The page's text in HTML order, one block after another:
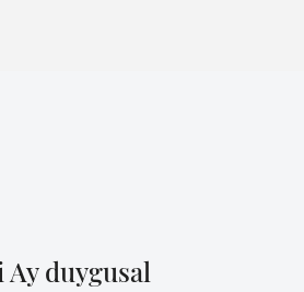
duygusal